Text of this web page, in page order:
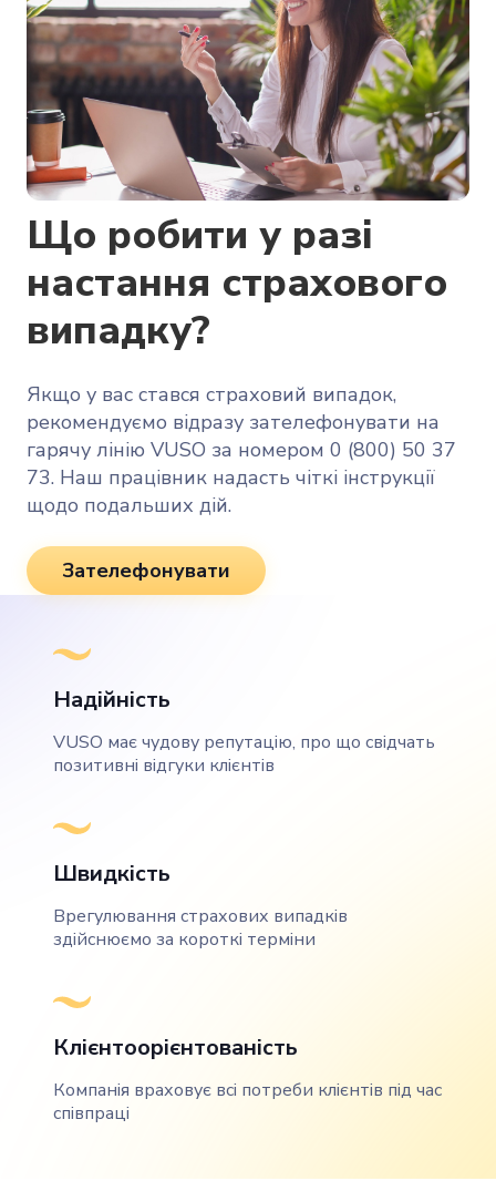
Що робити у разі
настання страхового
випадку?
Якщо у вас стався страховий випадок,
рекомендуємо відразу зателефонувати на
гарячу лінію VUSO за номером 0 (800) 50 37
73. Наш працівник надасть чіткі інструкції
щодо подальших дій.
Зателефонувати
Надійність
VUSO має чудову репутацію, про що свідчать
позитивні відгуки клієнтів
Швидкість
Врегулювання страхових випадків
здійснюємо за короткі терміни
Клієнтоорієнтованість
Компанія враховує всі потреби клієнтів під час
співпраці